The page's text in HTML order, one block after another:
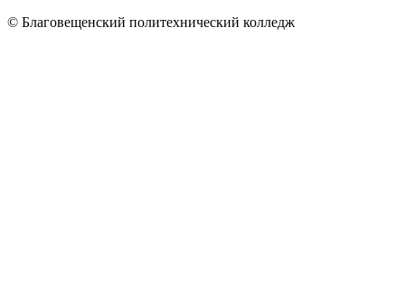
© Благовещенский политехнический колледж